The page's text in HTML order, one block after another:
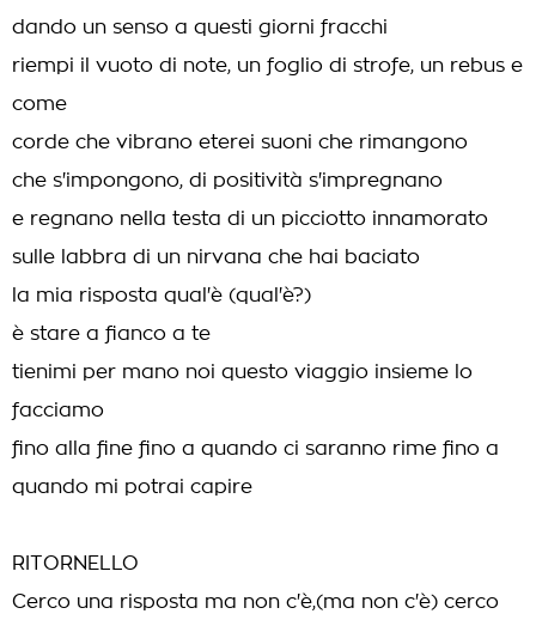
dando un senso a questi giorni fracchi
riempi il vuoto di note, un foglio di strofe, un rebus e
come
corde che vibrano eterei suoni che rimangono
che s'impongono, di positività s'impregnano
e regnano nella testa di un picciotto innamorato
sulle labbra di un nirvana che hai baciato
la mia risposta qual'è (qual'è?)
è stare a fianco a te
tienimi per mano noi questo viaggio insieme lo
facciamo
fino alla fine fino a quando ci saranno rime fino a
quando mi potrai capire
RITORNELLO
Cerco una risposta ma non c'è,(ma non c'è) cerco